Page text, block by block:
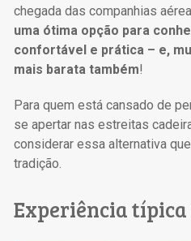
chegada das companhias
uma ótima opção para
confortável e prática – e,
mais barata também!
Para quem está cansado de
se apertar nas estreitas
considerar essa alternativa
tradição.
Experiência